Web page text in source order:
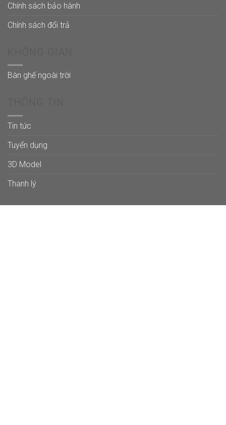
Chính sách bảo hành
Chính sách đổi trả
Bàn ghế ngoài trời
Tin tức
Tuyển dụng
3D Model
Thanh lý